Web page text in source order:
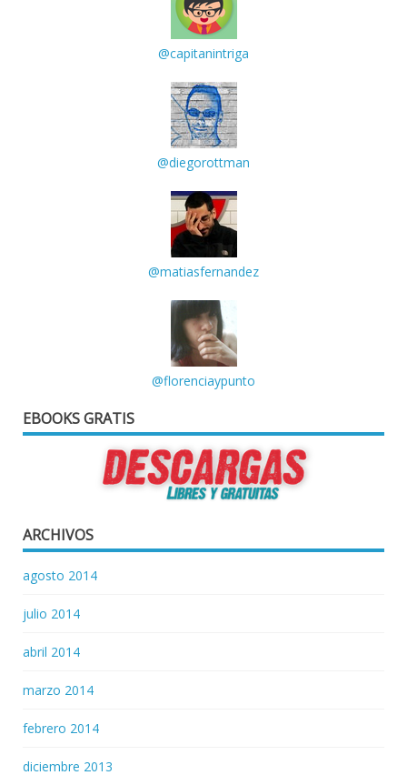
@capitanintriga
@diegorottman
@matiasfernandez
@florenciaypunto
EBOOKS GRATIS
ARCHIVOS
agosto 2014
julio 2014
abril 2014
marzo 2014
febrero 2014
diciembre 2013